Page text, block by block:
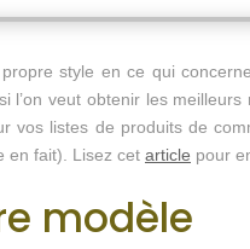
style en ce qui
l’on veut obtenir les
vos listes de produits de
en fait). Lisez cet article pour
modèle